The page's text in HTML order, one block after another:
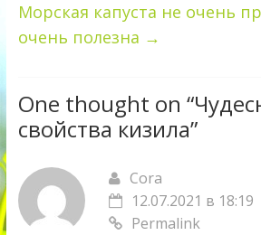
Морская капуста не очень
очень полезна →
One thought on “
свойства кизила”
Cora
12.07.2021 в 18:19
Permalink